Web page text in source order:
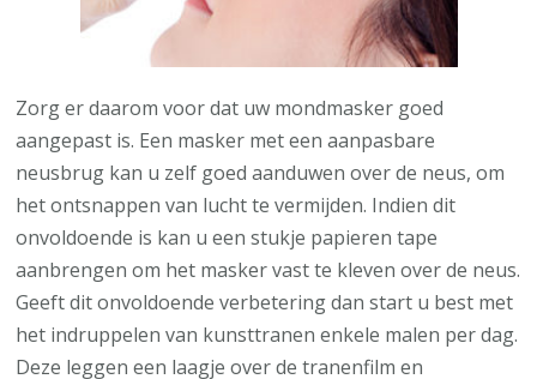
Zorg er daarom voor dat uw mondmasker goed
aangepast is. Een masker met een aanpasbare
neusbrug kan u zelf goed aanduwen over de neus, om
het ontsnappen van lucht te vermijden. Indien dit
onvoldoende is kan u een stukje papieren tape
aanbrengen om het masker vast te kleven over de neus.
Geeft dit onvoldoende verbetering dan start u best met
het indruppelen van kunsttranen enkele malen per dag.
Deze leggen een laagje over de tranenfilm en